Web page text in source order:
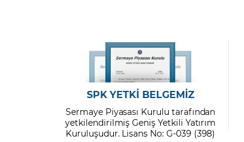
SPK YETKİ BELGEMİZ
Sermaye Piyasası Kurulu tarafından
yetkilendirilmiş Geniş Yetkili Yatırım
Kuruluşudur. Lisans No: G-039 (398)